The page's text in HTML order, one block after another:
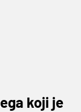
koji je